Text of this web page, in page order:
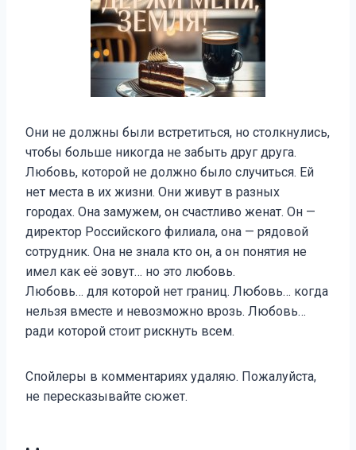
Они не должны были встретиться, но столкнулись,
чтобы больше никогда не забыть друг друга.
Любовь, которой не должно было случиться. Ей
нет места в их жизни. Они живут в разных
городах. Она замужем, он счастливо женат. Он —
директор Российского филиала, она — рядовой
сотрудник. Она не знала кто он, а он понятия не
имел как её зовут… но это любовь.
Любовь… для которой нет границ. Любовь… когда
нельзя вместе и невозможно врозь. Любовь…
ради которой стоит рискнуть всем.
Спойлеры в комментариях удаляю. Пожалуйста,
не пересказывайте сюжет.